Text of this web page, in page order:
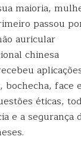
maioria,
passou
auricular
chinesa
bochecha, face e
éticas,
e a segurança